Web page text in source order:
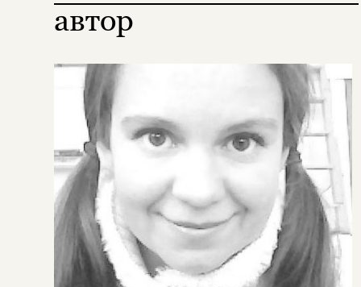
автор
ссылку